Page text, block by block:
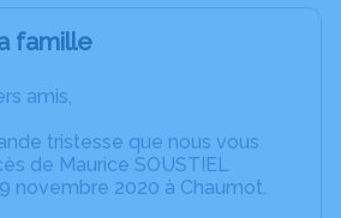
famille
amis,
tristesse que nous vous
de Maurice SOUSTIEL
novembre 2020 à Chaumot.